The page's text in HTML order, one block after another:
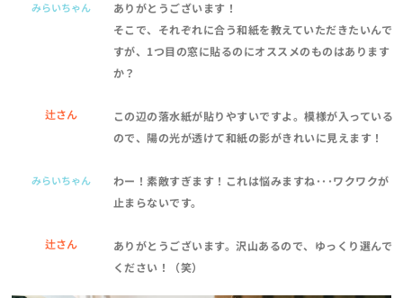
みらいちゃん
ありがとうございます！
そこで、それぞれに合う和紙を教えていただきたいんで
すが、1つ目の窓に貼るのにオススメのものはあります
か？
辻さん
この辺の落水紙が貼りやすいですよ。模様が入っている
ので、陽の光が透けて和紙の影がきれいに見えます！
みらいちゃん
わー！素敵すぎます！これは悩みますね･･･ワクワクが
止まらないです。
辻さん
ありがとうございます。沢山あるので、ゆっくり選んで
ください！（笑）